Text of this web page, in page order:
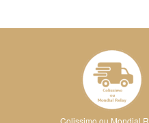
Colissimo ou Mondial